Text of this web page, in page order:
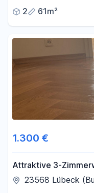
2
61m²
1.300 €
Attraktive 3-
23568 Lübeck